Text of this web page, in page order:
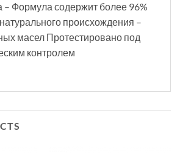
– Формула содержит более 96%
происхождения –
масел Протестировано под
контролем